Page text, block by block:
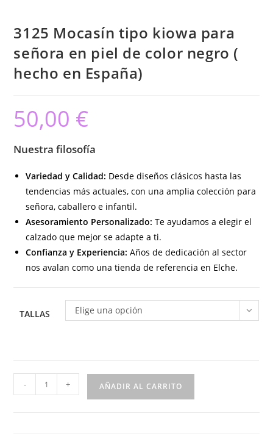
3125 Mocasín tipo kiowa para
señora en piel de color negro (
hecho en España)
50,00 €
Nuestra filosofía
Variedad y Calidad: Desde diseños clásicos hasta las
tendencias más actuales, con una amplia colección para
señora, caballero e infantil.
Asesoramiento Personalizado: Te ayudamos a elegir el
calzado que mejor se adapte a ti.
Confianza y Experiencia: Años de dedicación al sector
nos avalan como una tienda de referencia en Elche.
TALLAS Elige una opción
Mocasín
- + AÑADIR AL CARRITO